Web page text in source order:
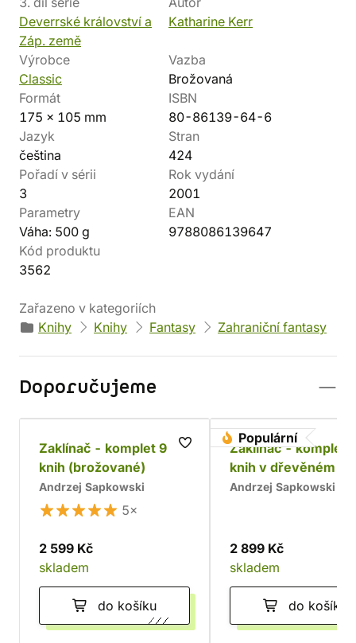
Deverrské království a
Záp. země
Katharine Kerr
Výrobce
Classic
Vazba
Brožovaná
Formát
175 x 105 mm
ISBN
80-86139-64-6
Jazyk
čeština
Stran
424
Pořadí v sérii
3
Rok vydání
2001
Parametry
Váha: 500 g
EAN
9788086139647
Kód produktu
3562
Zařazeno v kategoriích
Knihy
Knihy Fantasy Zahraniční fantasy
Doporučujeme
Zaklínač - komplet 9
knih (brožované)
Andrzej Sapkowski
5×
2 599 Kč
skladem
do košíku
Populární
Zaklínač - komplet
knih v dřevěném
Chrám
Andrzej Sapkowski
2 899 Kč
skladem
do košíku